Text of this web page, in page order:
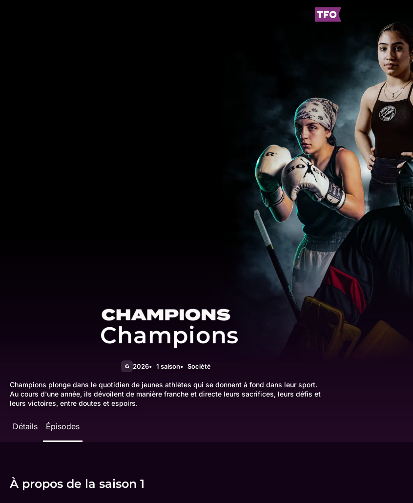
Champions
G 2026 1 saison Société
Champions plonge dans le quotidien de jeunes athlètes qui se donnent à fond dans leur sport.
Au cours d'une année, ils dévoilent de manière franche et directe leurs sacrifices, leurs défis et
leurs victoires, entre doutes et espoirs.
Détails Épisodes
À propos de la saison 1